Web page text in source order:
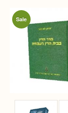
Sale